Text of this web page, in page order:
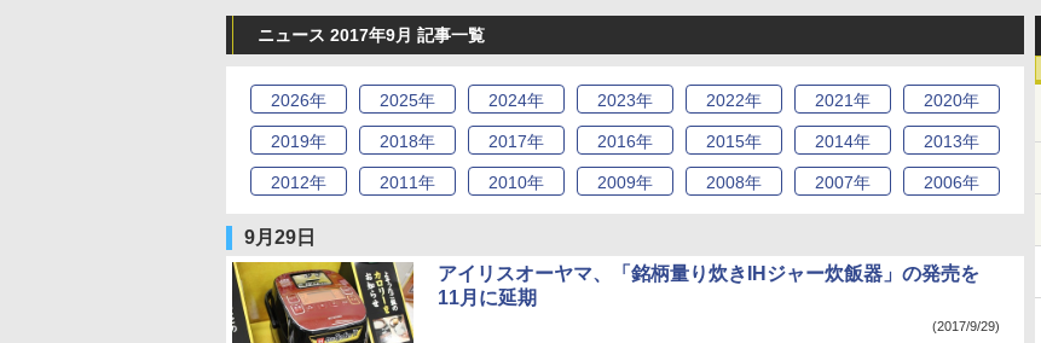
ニュース 2017年9月 記事一覧
2026年 2025年 2024年 2023年 2022年 2021年 2020年
2019年 2018年 2017年 2016年 2015年 2014年 2013年
2012年 2011年 2010年 2009年 2008年 2007年 2006年
9月29日
アイリスオーヤマ、「銘柄量り炊きIHジャー炊飯器」の発売を
11月に延期
(2017/9/29)